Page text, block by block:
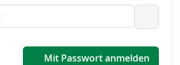
Mit Passwort anmelden